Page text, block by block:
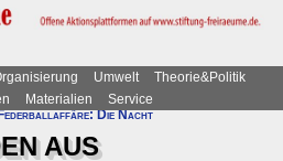
Umwelt
Theorie&Politik
Materialien
Service
Die Nacht
AUS